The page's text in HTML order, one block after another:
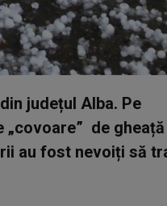
județul Alba. Pe
„covoare” de gheață
au fost nevoiți să